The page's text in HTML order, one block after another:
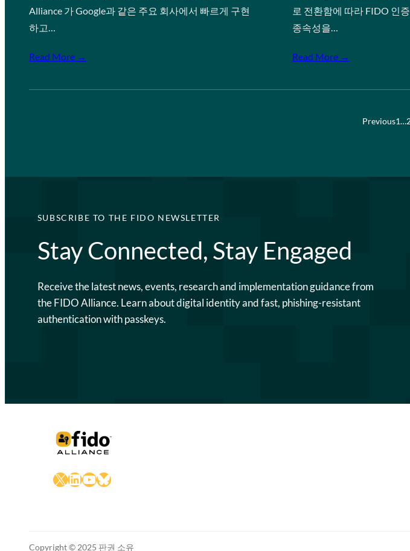
Alliance 가 Google과 같은 주요 회사에서 빠르게 구현
하고…
Read More →
로 전환함에 따라 FIDO 인
종속성을…
Read More →
Previous1…
SUBSCRIBE TO THE FIDO NEWSLETTER
Stay Connected, Stay Engaged
Receive the latest news, events, research and implementation guidance from
the FIDO Alliance. Learn about digital identity and fast, phishing-resistant
authentication with passkeys.
X LinkedIn
YouTube
Bluesky
Copyright © 2025 판권 소유